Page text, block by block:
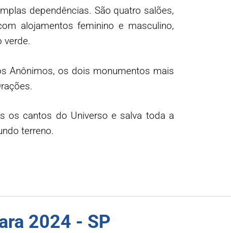
dependências. São quatro salões,
alojamentos feminino e masculino,
verde.
Anônimos, os dois monumentos mais
os cantos do Universo e salva toda a
terreno.
2024 - SP